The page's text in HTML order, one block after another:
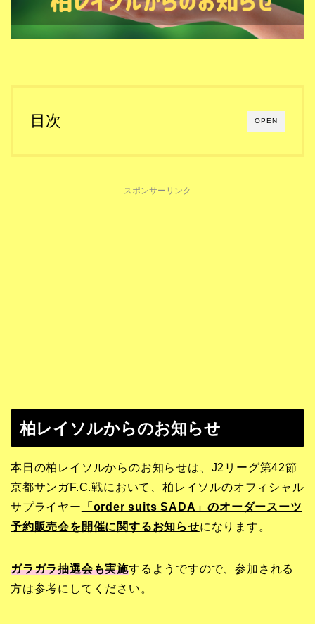
OPEN
目次
スポンサーリンク
柏レイソルからのお知らせ
本日の柏レイソルからのお知らせは、J2リーグ第42節
京都サンガF.C.戦において、柏レイソルのオフィシャル
サプライヤー
「order suits SADA」のオーダースーツ
予約販売会を開催に関するお知らせになります。
ガラガラ抽選会も実施するようですので、参加される
方は参考にしてください。